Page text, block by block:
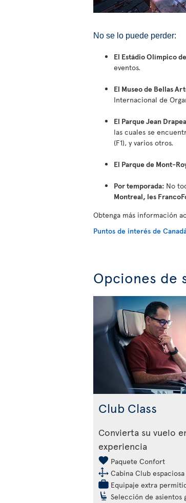
No se lo puede perder:
El Estádio Olímpico
eventos.
El Museo de Bellas
Internacional de
El Parque Jean
las cuales se
(F1), y varios otros.
El Parque de Mont-
Por temporada: No
Montreal, les
Obtenga más información
Puntos de interés de
Opciones de
Club Class
Convierta su vuelo
experiencia
Paquete Confort
Cabina Club
Equipaje extra
Selección de asientos